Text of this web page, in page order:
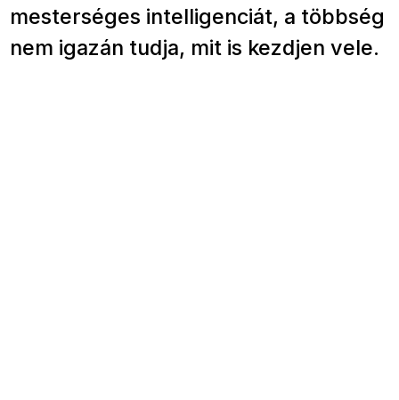
mesterséges intelligenciát, a többség
nem igazán tudja, mit is kezdjen vele.